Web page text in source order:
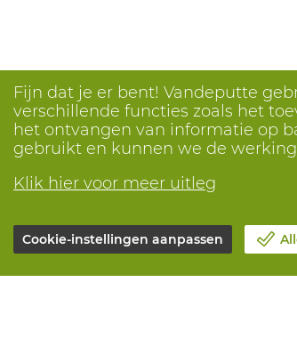
Fijn dat je er bent! Vandeputte
verschillende functies zoals het
het ontvangen van informatie op
gebruikt en kunnen we de
Klik hier voor meer uitleg
Cookie-instellingen aanpassen